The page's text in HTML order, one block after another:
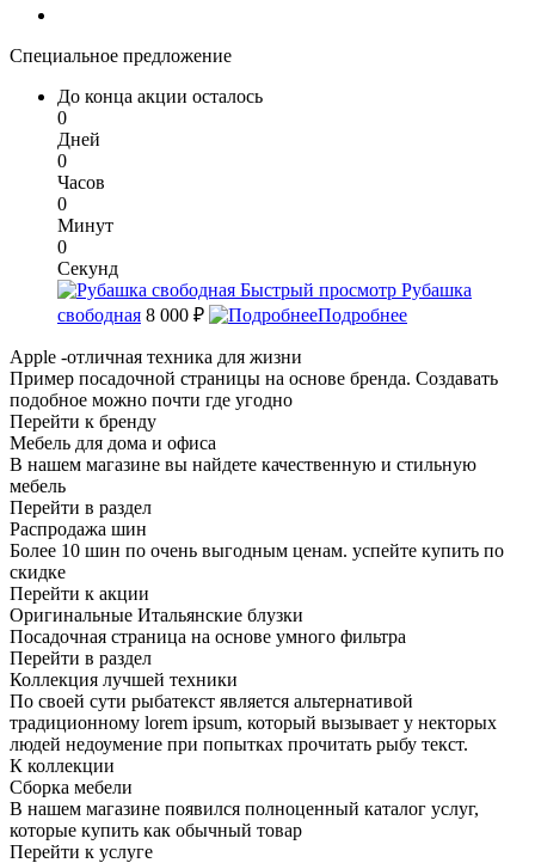
Специальное предложение
До конца акции осталось
0
Дней
0
Часов
0
Минут
0
Секунд
Быстрый просмотр Рубашка
свободная 8 000 ₽ Подробнее
Apple -отличная техника для жизни
Пример посадочной страницы на основе бренда. Создавать
подобное можно почти где угодно
Перейти к бренду
Мебель для дома и офиса
В нашем магазине вы найдете качественную и стильную
мебель
Перейти в раздел
Распродажа шин
Более 10 шин по очень выгодным ценам. успейте купить по
скидке
Перейти к акции
Оригинальные Итальянские блузки
Посадочная страница на основе умного фильтра
Перейти в раздел
Коллекция лучшей техники
По своей сути рыбатекст является альтернативой
традиционному lorem ipsum, который вызывает у некторых
людей недоумение при попытках прочитать рыбу текст.
К коллекции
Сборка мебели
В нашем магазине появился полноценный каталог услуг,
которые купить как обычный товар
Перейти к услуге